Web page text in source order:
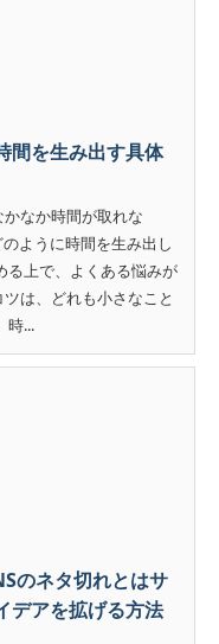
間を生み出す具体
なか時間が取れな
ように時間を生み出し
る上で、よくある悩みが
は、どれも小さなこと
時...
のネタ切れとはサ
デアを拡げる方法